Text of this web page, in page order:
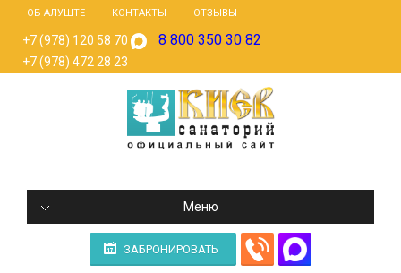
ОБ АЛУШТЕ КОНТАКТЫ ОТЗЫВЫ
+7 (978) 120 58 70 8 800 350 30 82
+7 (978) 472 28 23
Меню
ЗАБРОНИРОВАТЬ